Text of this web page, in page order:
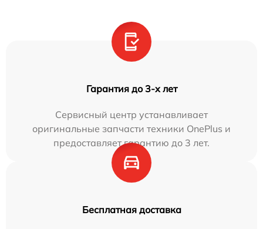
Гарантия до 3-х лет
Сервисный центр устанавливает
оригинальные запчасти техники OnePlus и
предоставляет гарантию до 3 лет.
Бесплатная доставка